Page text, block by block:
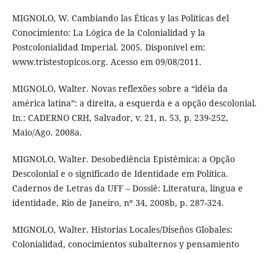
MIGNOLO, W. Cambiando las Éticas y las Políticas del
Conocimiento: La Lógica de la Colonialidad y la
Postcolonialidad Imperial. 2005. Disponível em:
www.tristestopicos.org. Acesso em 09/08/2011.
MIGNOLO, Walter. Novas reflexões sobre a “idéia da
américa latina”: a direita, a esquerda e a opção descolonial.
In.: CADERNO CRH, Salvador, v. 21, n. 53, p. 239-252,
Maio/Ago. 2008a.
MIGNOLO, Walter. Desobediência Epistêmica: a Opção
Descolonial e o significado de Identidade em Política.
Cadernos de Letras da UFF – Dossiê: Literatura, língua e
identidade, Rio de Janeiro, nº 34, 2008b, p. 287-324.
MIGNOLO, Walter. Historias Locales/Diseños Globales:
Colonialidad, conocimientos subalternos y pensamiento